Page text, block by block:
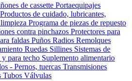
de cassette Portaequipajes
Productos de cuidado, lubricantes,
Programa de piezas de repuesto
contra pinchazos Protectores para
faldas Puños Radios Remolques
Ruedas Sillines Sistemas de
y para techo Suplemento alimentario
- Pernos, tuercas Transmisiones
Tubos Válvulas